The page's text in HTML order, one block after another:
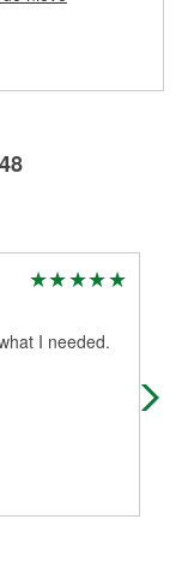
a encontrar las
I needed.